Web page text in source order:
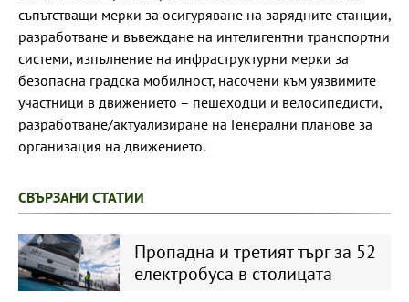
съпътстващи мерки за осигуряване на зарядните станции,
разработване и въвеждане на интелигентни транспортни
системи, изпълнение на инфраструктурни мерки за
безопасна градска мобилност, насочени към уязвимите
участници в движението – пешеходци и велосипедисти,
разработване/актуализиране на Генерални планове за
организация на движението.
СВЪРЗАНИ СТАТИИ
Пропадна и третият търг за 52
електробуса в столицата